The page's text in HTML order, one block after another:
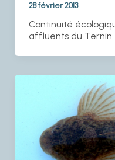
28 février 2013
Continuité
affluents du Ternin